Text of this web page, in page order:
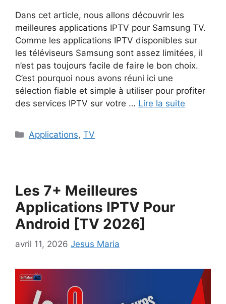
Dans cet article, nous allons découvrir les
meilleures applications IPTV pour Samsung TV.
Comme les applications IPTV disponibles sur
les téléviseurs Samsung sont assez limitées, il
n’est pas toujours facile de faire le bon choix.
C’est pourquoi nous avons réuni ici une
sélection fiable et simple à utiliser pour profiter
des services IPTV sur votre … Lire la suite
Catégories
Applications,TV
Les 7+ Meilleures
Applications IPTV Pour
Android [TV 2026]
avril 11, 2026 Jesus Maria